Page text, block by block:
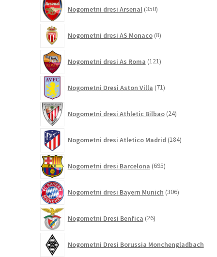
Nogometni dresi Arsenal 350izdelkov
Nogometni dresi AS Monaco 8izdelkov
Nogometni dresi As Roma 121izdelkov
Nogometni Dresi Aston Villa 71izdelkov
Nogometni dresi Athletic Bilbao 24izdelkov
Nogometni dresi Atletico Madrid 184izdelkov
Nogometni dresi Barcelona 695izdelkov
Nogometni dresi Bayern Munich 306izdelkov
Nogometni Dresi Benfica 26izdelkov
Nogometni Dresi Borussia Monchengladbach